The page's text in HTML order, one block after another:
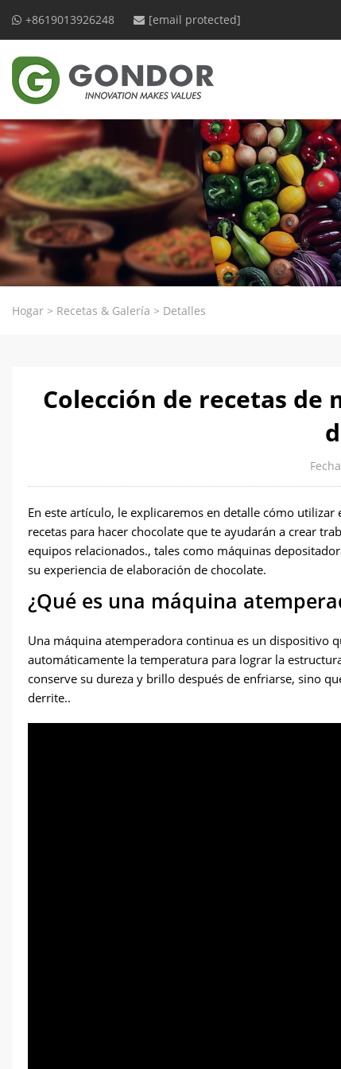
+8619013926248 [email protected]
Hogar > Recetas & Galería > Detalles
Colección de recetas
En este artículo, le explicaremos en detalle cómo utilizar
recetas para hacer chocolate que te ayudarán a crear
equipos relacionados., tales como máquinas
su experiencia de elaboración de chocolate.
¿Qué es una máquina
Una máquina atemperadora continua es un dispositivo
automáticamente la temperatura para lograr la
conserve su dureza y brillo después de enfriarse, sino
derrite..